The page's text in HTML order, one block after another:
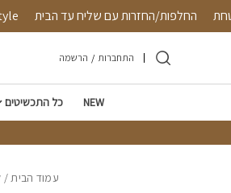
Skip to Content
מאובטחת החלפות/החזרות עם שליח עד הבית
התחברות / הרשמה
NEW כל התכשיטים
עמוד הבית/
בחזרה למעלה